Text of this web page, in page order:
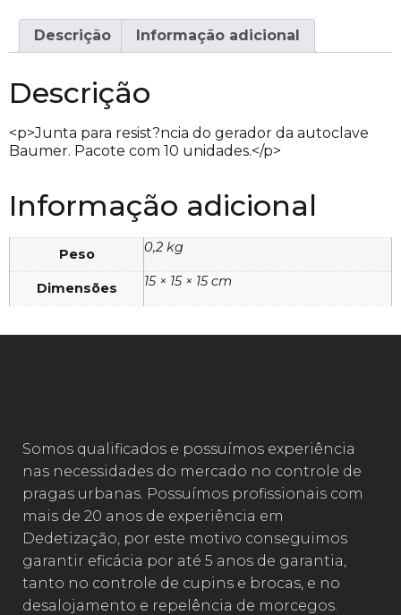
Descrição Informação adicional
Descrição
<p>Junta para resist?ncia do gerador da autoclave
Baumer. Pacote com 10 unidades.</p>
Informação adicional
Peso 0,2 kg
Dimensões 15 × 15 × 15 cm
Somos qualificados e possuímos experiência
nas necessidades do mercado no controle de
pragas urbanas. Possuímos profissionais com
mais de 20 anos de experiência em
Dedetização, por este motivo conseguimos
garantir eficácia por até 5 anos de garantia,
tanto no controle de cupins e brocas, e no
desalojamento e repelência de morcegos.